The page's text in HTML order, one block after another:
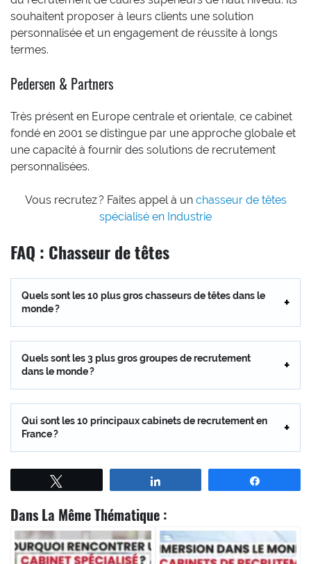
souhaitent proposer à leurs clients une solution
personnalisée et un engagement de réussite à longs
termes.
Pedersen & Partners
Très présent en Europe centrale et orientale, ce cabinet
fondé en 2001 se distingue par une approche globale et
une capacité à fournir des solutions de recrutement
personnalisées.
Vous recrutez ? Faites appel à un chasseur de têtes
spécialisé en Industrie
FAQ : Chasseur de têtes
Quels sont les 10 plus gros chasseurs de têtes dans le
monde ?
Quels sont les 3 plus gros groupes de recrutement
dans le monde ?
Qui sont les 10 principaux cabinets de recrutement en
France ?
Dans La Même Thématique :